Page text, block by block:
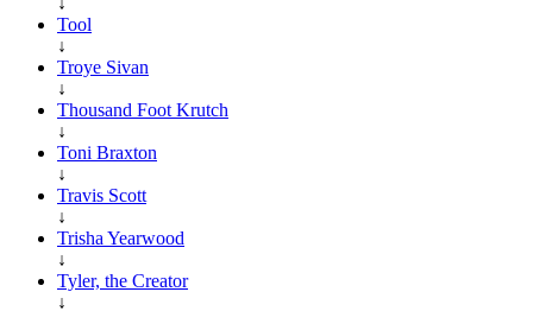
Tool
↓
Troye Sivan
↓
Thousand Foot Krutch
↓
Toni Braxton
↓
Travis Scott
↓
Trisha Yearwood
↓
Tyler, the Creator
↓